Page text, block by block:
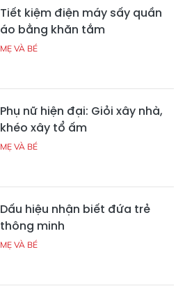
Tiết kiệm điện máy sấy quần
áo bằng khăn tắm
MẸ VÀ BÉ
Phụ nữ hiện đại: Giỏi xây nhà,
khéo xây tổ ấm
MẸ VÀ BÉ
Dấu hiệu nhận biết đứa trẻ
thông minh
MẸ VÀ BÉ